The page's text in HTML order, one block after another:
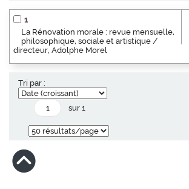
1
La Rénovation morale : revue mensuelle,
philosophique, sociale et artistique /
directeur, Adolphe Morel
Tri par :
sur 1